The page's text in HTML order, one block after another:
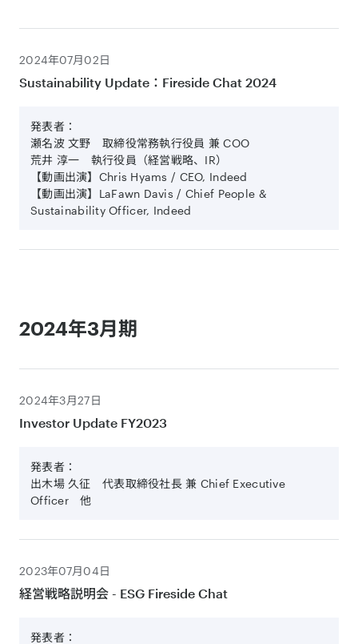
2024年07月02日
Sustainability Update：Fireside Chat 2024
発表者：
瀬名波 文野 取締役常務執行役員 兼 COO
荒井 淳一 執行役員（経営戦略、IR）
【動画出演】Chris Hyams / CEO, Indeed
【動画出演】LaFawn Davis / Chief People &
Sustainability Officer, Indeed
2024年3月期
2024年3月27日
Investor Update FY2023
発表者：
出木場 久征 代表取締役社長 兼 Chief Executive
Officer 他
2023年07月04日
経営戦略説明会 - ESG Fireside Chat
発表者：